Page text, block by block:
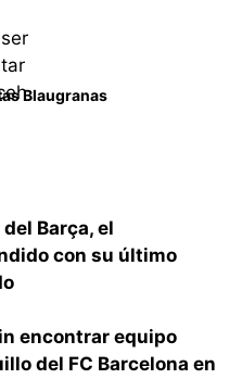
Blaugranas
Barça, el
con su último
encontrar equipo
del FC Barcelona en